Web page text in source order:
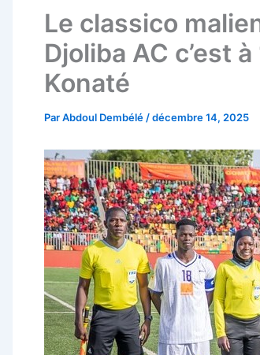
Le classico
Djoliba AC c’est
Konaté
ParAbdoul Dembélé /décembre 14, 2025